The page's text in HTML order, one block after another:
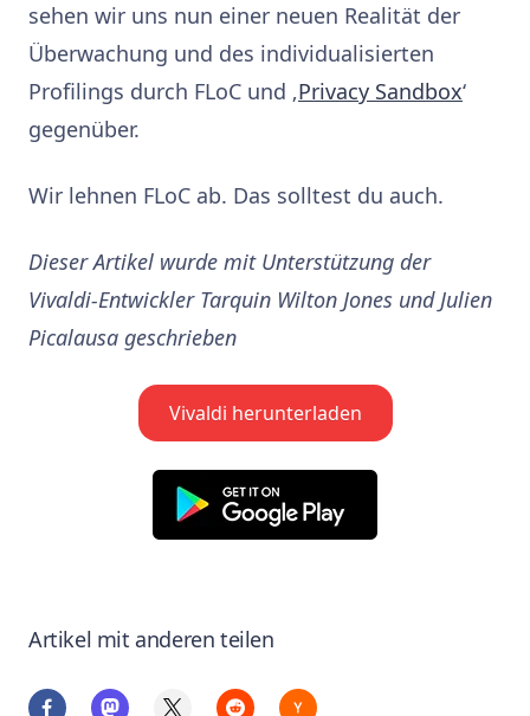
sehen wir uns nun einer neuen Realität der
Überwachung und des individualisierten
Profilings durch FLoC und ‚Privacy Sandbox‘
gegenüber.
Wir lehnen FLoC ab. Das solltest du auch.
Dieser Artikel wurde mit Unterstützung der
Vivaldi-Entwickler Tarquin Wilton Jones und Julien
Picalausa geschrieben
Vivaldi herunterladen
Artikel mit anderen teilen